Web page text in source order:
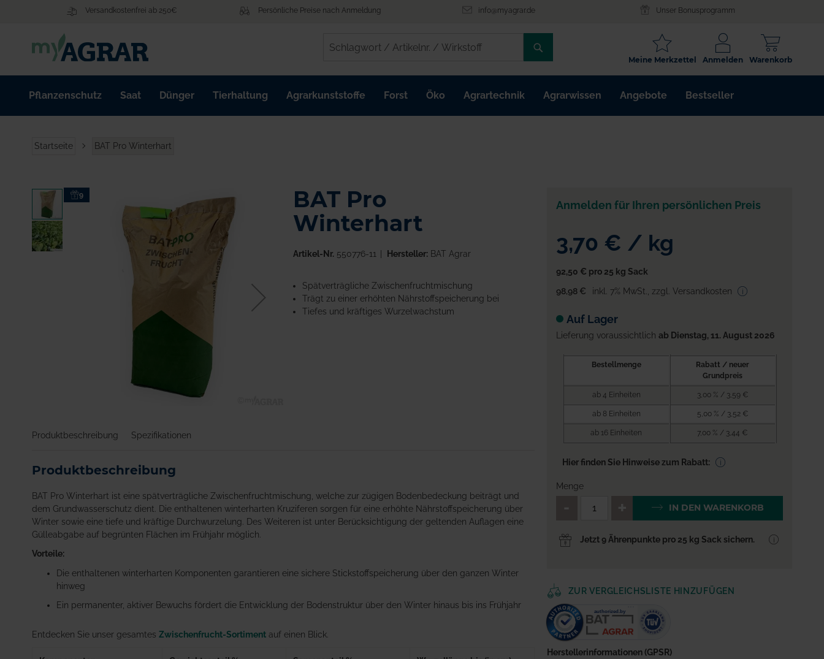
Versandkostenfrei ab 250€ Persönliche Preise nach Anmeldung info@myagrar.de Unser Bonusprogramm
/
ARTIKELNR.
/
Warenkorb
Anmelden
Meine Merkzettel
Pflanzenschutz Saat Dünger Tierhaltung Agrarkunststoffe Forst Öko Agrartechnik Agrarwissen Angebote Bestseller
Startseite BAT Pro Winterhart
Zum
Ende
der
Bildgalerie
springen
9
der
springen
BAT Pro
Winterhart
Artikel-Nr. 550776-11 Hersteller:BAT Agrar
Spätverträgliche Zwischenfruchtmischung
Trägt zu einer erhöhten Nährstoffspeicherung bei
Tiefes und kräftiges Wurzelwachstum
Produktbeschreibung Spezifikationen
Produktbeschreibung
BAT Pro Winterhart ist eine spätverträgliche Zwischenfruchtmischung, welche zur zügigen Bodenbedeckung beiträgt und
dem Grundwasserschutz dient. Die enthaltenen winterharten Kruziferen sorgen für eine erhöhte Nährstoffspeicherung über
Winter sowie eine tiefe und kräftige Durchwurzelung. Des Weiteren ist unter Berücksichtigung der geltenden Auflagen eine
Gülleabgabe auf begrünten Flächen im Frühjahr möglich.
Vorteile:
Die enthaltenen winterharten Komponenten garantieren eine sichere Stickstoffspeicherung über den ganzen Winter
hinweg
Ein permanenter, aktiver Bewuchs fördert die Entwicklung der Bodenstruktur über den Winter hinaus bis ins Frühjahr
Entdecken Sie unser gesamtes Zwischenfrucht-Sortiment auf einen Blick.
Anmelden für Ihren persönlichen Preis
3,70 € / kg
92,50 € pro 25 kg Sack
98,98 €
inkl. 7% MwSt. zzgl. Versandkosten
Auf Lager
Lieferung voraussichtlich ab Dienstag, 11. August 2026
Bestellmenge
Rabatt / neuer
Grundpreis
ab 4 Einheiten 3,00 % / 3,59 €
ab 8 Einheiten 5,00 % / 3,52 €
ab 16 Einheiten 7,00 % / 3,44 €
Hier finden Sie Hinweise zum Rabatt:
Menge
QTY_CONTROL_DECREASE
IN DEN WARENKORB
Jetzt 9 Ährenpunkte pro 25 kg Sack sichern.
ZUR VERGLEICHSLISTE HINZUFÜGEN
Herstellerinformationen (GPSR)